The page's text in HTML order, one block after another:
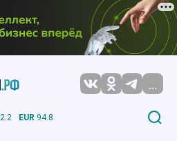
...
EUR 94.8